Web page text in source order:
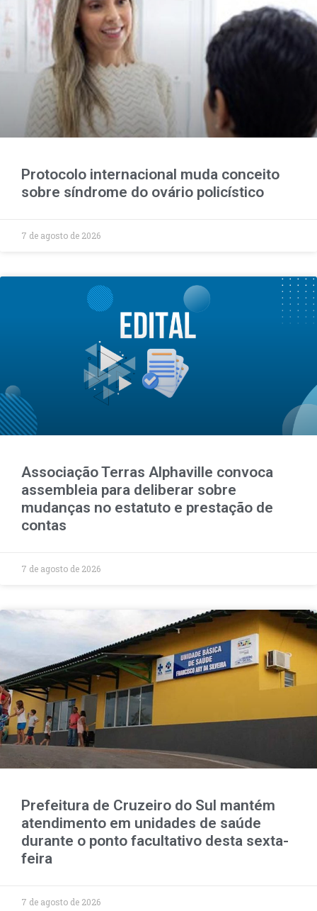
Protocolo internacional muda conceito
sobre síndrome do ovário policístico
7 de agosto de 2026
Associação Terras Alphaville convoca
assembleia para deliberar sobre
mudanças no estatuto e prestação de
contas
7 de agosto de 2026
Prefeitura de Cruzeiro do Sul mantém
atendimento em unidades de saúde
durante o ponto facultativo desta sexta-
feira
7 de agosto de 2026